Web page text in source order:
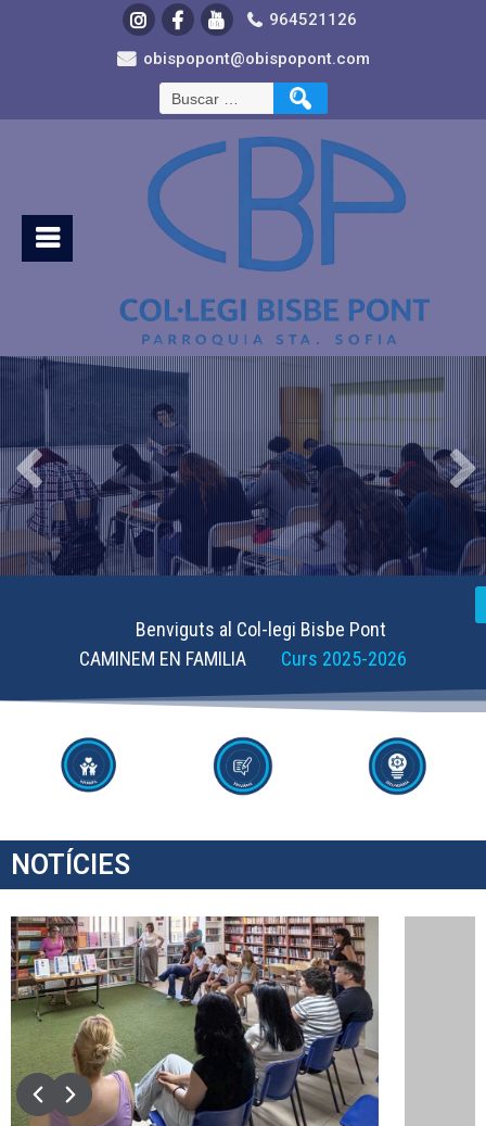
964521126
obispopont@obispopont.com
Benviguts al Col-legi Bisbe Pont
CAMINEM EN FAMILIA Curs 2025-2026
NOTÍCIES